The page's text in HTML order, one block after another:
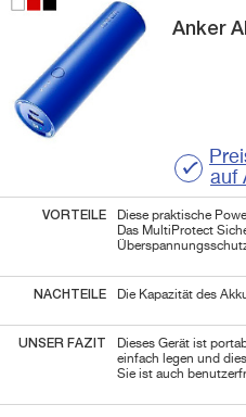
Anker
auf
VORTEILE
Diese praktische
Das MultiProtect
NACHTEILE Die Kapazität des
UNSER FAZIT
Dieses Gerät ist
einfach legen und
Sie ist auch